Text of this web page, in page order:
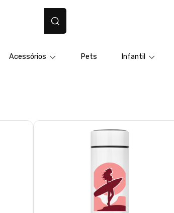
Acessórios Pets Infantil